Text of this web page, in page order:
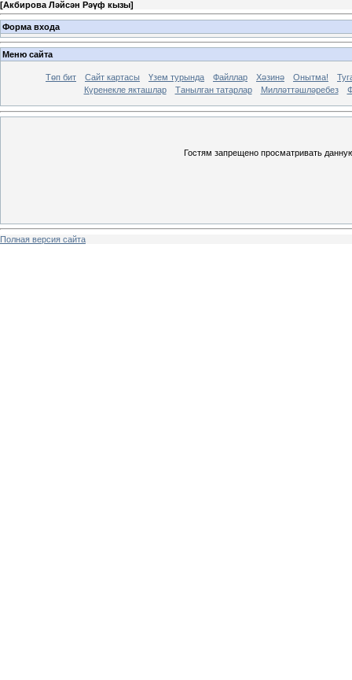
[Акбирова Ләйсән Рәүф кызы]
Форма входа
Меню сайта
Төп бит Сайт картасы Үзем турында Файллар Хәзинә Онытма!
Күренекле якташлар
Танылган татарлар Милләттәшләребез
Гостям запрещено просматривать
Полная версия сайта